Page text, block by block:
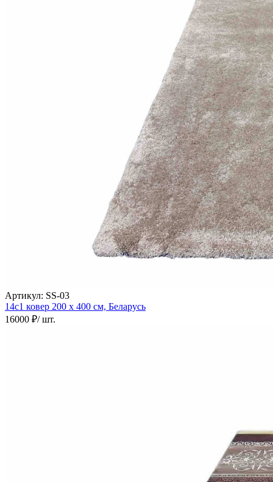
Артикул: SS-03
14с1 ковер 200 х 400 см, Беларусь
16000 ₽/ шт.